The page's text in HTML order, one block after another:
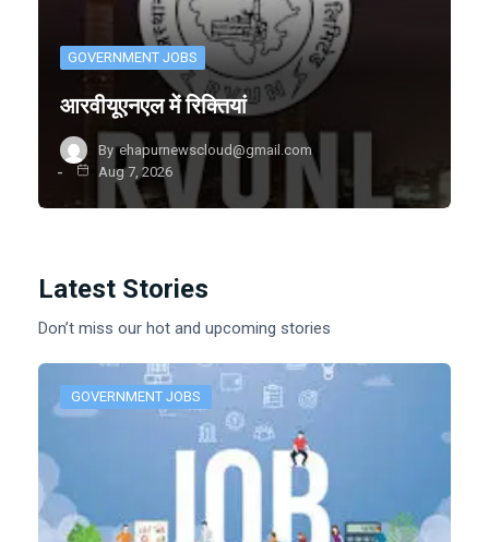
GOVERNMENT JOBS
आरवीयूएनएल में रिक्तियां
By ehapurnewscloud@gmail.com
Aug 7, 2026
Latest Stories
Don’t miss our hot and upcoming stories
GOVERNMENT JOBS